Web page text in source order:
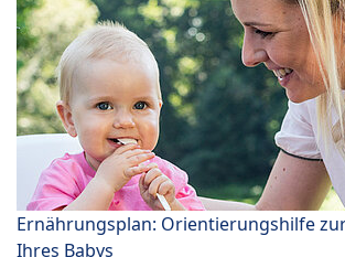
Ernährungsplan: Orientierungshilfe
Ihres Babys